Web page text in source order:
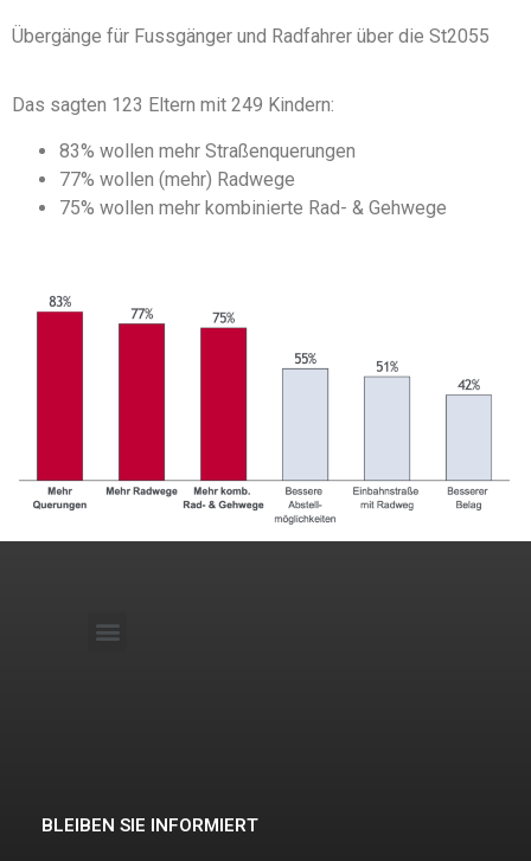
Übergänge für Fussgänger und Radfahrer über die St2055
Das sagten 123 Eltern mit 249 Kindern:
83% wollen mehr Straßenquerungen
77% wollen (mehr) Radwege
75% wollen mehr kombinierte Rad- & Gehwege
BLEIBEN SIE INFORMIERT